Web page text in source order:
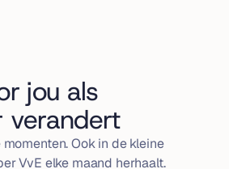
jou als
verandert
Ook in de kleine
VvE elke maand herhaalt.